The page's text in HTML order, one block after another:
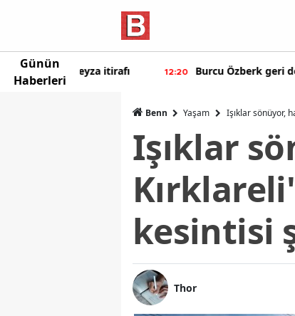
Günün
Haberleri
itirafı 12:20 Burcu Özberk geri döndü!
Benn Yaşam Işıklar sönüyor,
Işıklar
kesintisi
Thor